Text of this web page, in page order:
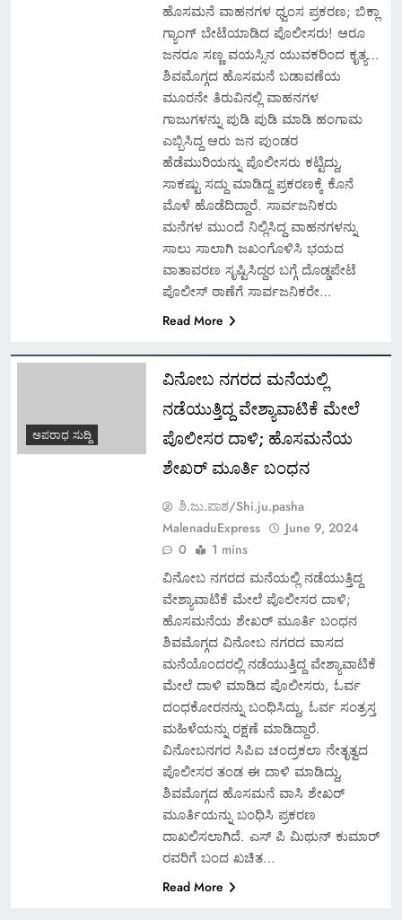
ಹೊಸಮನೆ ವಾಹನಗಳ ಧ್ವಂಸ ಪ್ರಕರಣ; ಬಿಕ್ಲಾ
ಗ್ಯಾಂಗ್ ಬೇಟೆಯಾಡಿದ ಪೊಲೀಸರು! ಆರೂ
ಜನರೂ ಸಣ್ಣ ವಯಸ್ಸಿನ ಯುವಕರಿಂದ ಕೃತ್ಯ…
ಶಿವಮೊಗ್ಗದ ಹೊಸಮನೆ ಬಡಾವಣೆಯ
ಮೂರನೇ ತಿರುವಿನಲ್ಲಿ ವಾಹನಗಳ
ಗಾಜುಗಳನ್ನು ಪುಡಿ ಪುಡಿ ಮಾಡಿ ಹಂಗಾಮ
ಎಬ್ಬಿಸಿದ್ದ ಆರು ಜನ ಪುಂಡರ
ಹೆಡೆಮುರಿಯನ್ನು ಪೊಲೀಸರು ಕಟ್ಟಿದ್ದು,
ಸಾಕಷ್ಟು ಸದ್ದು ಮಾಡಿದ್ದ ಪ್ರಕರಣಕ್ಕೆ ಕೊನೆ
ಮೊಳೆ ಹೊಡೆದಿದ್ದಾರೆ. ಸಾರ್ವಜನಿಕರು
ಮನೆಗಳ ಮುಂದೆ ನಿಲ್ಲಿಸಿದ್ದ ವಾಹನಗಳನ್ನು
ಸಾಲು ಸಾಲಾಗಿ ಜಖಂಗೊಳಿಸಿ ಭಯದ
ವಾತಾವರಣ ಸೃಷ್ಟಿಸಿದ್ದರ ಬಗ್ಗೆ ದೊಡ್ಡಪೇಟೆ
ಪೊಲೀಸ್ ಠಾಣೆಗೆ ಸಾರ್ವಜನಿಕರೇ…
Read More
ಅಪರಾಧ ಸುದ್ದಿ
ವಿನೋಬ ನಗರದ ಮನೆಯಲ್ಲಿ
ನಡೆಯುತ್ತಿದ್ದ ವೇಶ್ಯಾವಾಟಿಕೆ ಮೇಲೆ
ಪೊಲೀಸರ ದಾಳಿ; ಹೊಸಮನೆಯ
ಶೇಖರ್ ಮೂರ್ತಿ ಬಂಧನ
ಶಿ.ಜು.ಪಾಶ/Shi.ju.pasha
MalenaduExpress
June 9, 2024
0
1 mins
ವಿನೋಬ ನಗರದ ಮನೆಯಲ್ಲಿ ನಡೆಯುತ್ತಿದ್ದ
ವೇಶ್ಯಾವಾಟಿಕೆ ಮೇಲೆ ಪೊಲೀಸರ ದಾಳಿ;
ಹೊಸಮನೆಯ ಶೇಖರ್ ಮೂರ್ತಿ ಬಂಧನ
ಶಿವಮೊಗ್ಗದ ವಿನೋಬ ನಗರದ ವಾಸದ
ಮನೆಯೊಂದರಲ್ಲಿ ನಡೆಯುತ್ತಿದ್ದ ವೇಶ್ಯಾವಾಟಿಕೆ
ಮೇಲೆ ದಾಳಿ ಮಾಡಿದ ಪೊಲೀಸರು, ಓರ್ವ
ದಂಧಕೋರನನ್ನು ಬಂಧಿಸಿದ್ದು, ಓರ್ವ ಸಂತ್ರಸ್ತ
ಮಹಿಳೆಯನ್ನು ರಕ್ಷಣೆ ಮಾಡಿದ್ದಾರೆ.
ವಿನೋಬ‌ನಗರ ಸಿಪಿಐ ಚಂದ್ರಕಲಾ ನೇತೃತ್ವದ
ಪೊಲೀಸರ ತಂಡ ಈ ದಾಳಿ ಮಾಡಿದ್ದು,
ಶಿವಮೊಗ್ಗದ ಹೊಸಮನೆ ವಾಸಿ ಶೇಖರ್
ಮೂರ್ತಿಯನ್ನು ಬಂಧಿಸಿ ಪ್ರಕರಣ
ದಾಖಲಿಸಲಾಗಿದೆ. ಎಸ್ ಪಿ ಮಿಥುನ್ ಕುಮಾರ್
ರವರಿಗೆ ಬಂದ ಖಚಿತ…
Read More